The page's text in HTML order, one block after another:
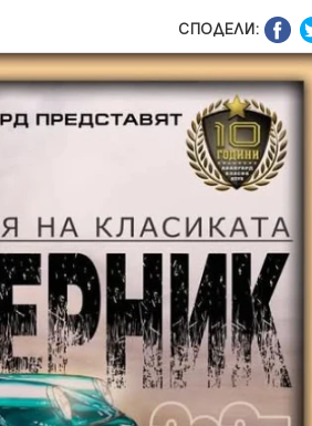
СПОДЕЛИ: